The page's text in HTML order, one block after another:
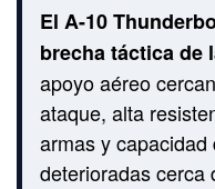
El A-10
brecha táctica de
apoyo aéreo
ataque, alta
armas y
deterioradas cerca